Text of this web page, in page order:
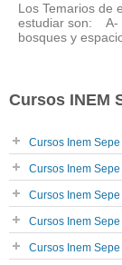
Los Temarios de
estudiar son: A-
bosques y
Cursos INEM
Cursos Inem
Cursos Inem
Cursos Inem
Cursos Inem
Cursos Inem